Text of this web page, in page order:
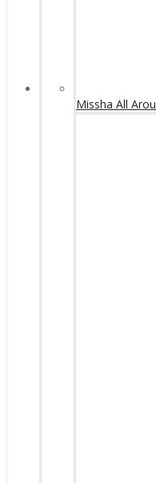
Missha All